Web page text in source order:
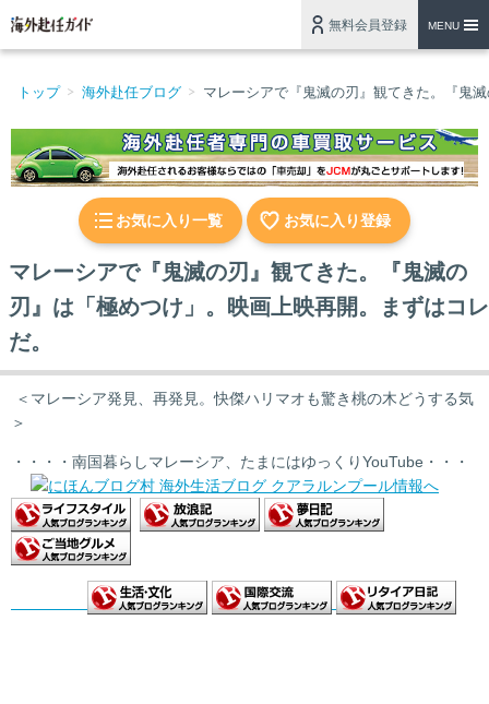
無料会員登録 MENU
トップ 海外赴任ブログ マレーシアで『鬼滅の刃』観てきた。『鬼
お気に入り一覧 お気に入り登録
マレーシアで『鬼滅の刃』観てきた。『鬼滅の
刃』は「極めつけ」。映画上映再開。まずはコレ
だ。
＜マレーシア発見、再発見。快傑ハリマオも驚き桃の木どうする気
＞
・・・・南国暮らしマレーシア、たまにはゆっくりYouTube・・・